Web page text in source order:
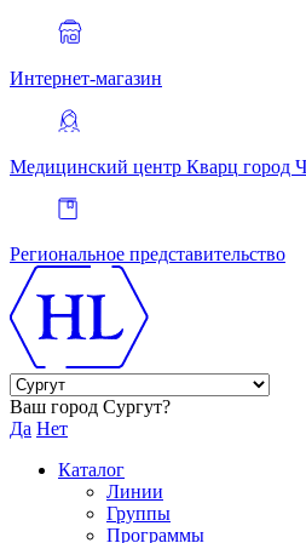
Интернет-магазин
Медицинский центр Кварц город
Региональное представительство
Ваш город Сургут?
Да Нет
Каталог
Линии
Группы
Программы